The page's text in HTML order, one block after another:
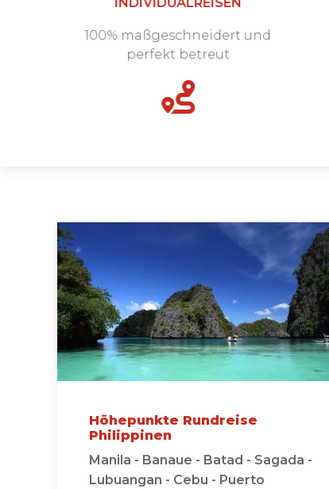
100% maßgeschneidert und
perfekt betreut
Höhepunkte Rundreise
Philippinen
Manila - Banaue - Batad - Sagada -
Lubuangan - Cebu - Puerto